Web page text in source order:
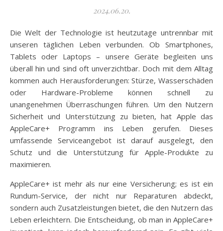
2024.06.20.
Die Welt der Technologie ist heutzutage untrennbar mit
unseren täglichen Leben verbunden. Ob Smartphones,
Tablets oder Laptops – unsere Geräte begleiten uns
überall hin und sind oft unverzichtbar. Doch mit dem Alltag
kommen auch Herausforderungen: Stürze, Wasserschäden
oder Hardware-Probleme können schnell zu
unangenehmen Überraschungen führen. Um den Nutzern
Sicherheit und Unterstützung zu bieten, hat Apple das
AppleCare+ Programm ins Leben gerufen. Dieses
umfassende Serviceangebot ist darauf ausgelegt, den
Schutz und die Unterstützung für Apple-Produkte zu
maximieren.
AppleCare+ ist mehr als nur eine Versicherung; es ist ein
Rundum-Service, der nicht nur Reparaturen abdeckt,
sondern auch Zusatzleistungen bietet, die den Nutzern das
Leben erleichtern. Die Entscheidung, ob man in AppleCare+